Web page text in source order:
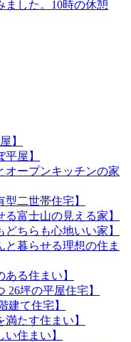
ました。10時の休憩
】
平屋】
オープンキッチンの家
型二世帯住宅】
る富士山の見える家】
どちらも心地いい家】
と暮らせる理想の住ま
ある住まい】
26坪の平屋住宅】
建て住宅】
満たす住まい】
い住まい】